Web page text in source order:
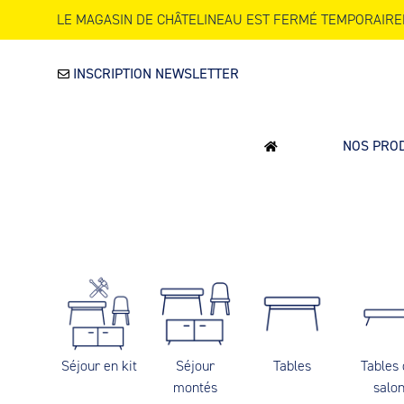
LE MAGASIN DE CHÂTELINEAU EST FERMÉ
INSCRIPTION NEWSLETTER
NOS
Séjour en kit
Séjour
montés
Tables
Tables
salon